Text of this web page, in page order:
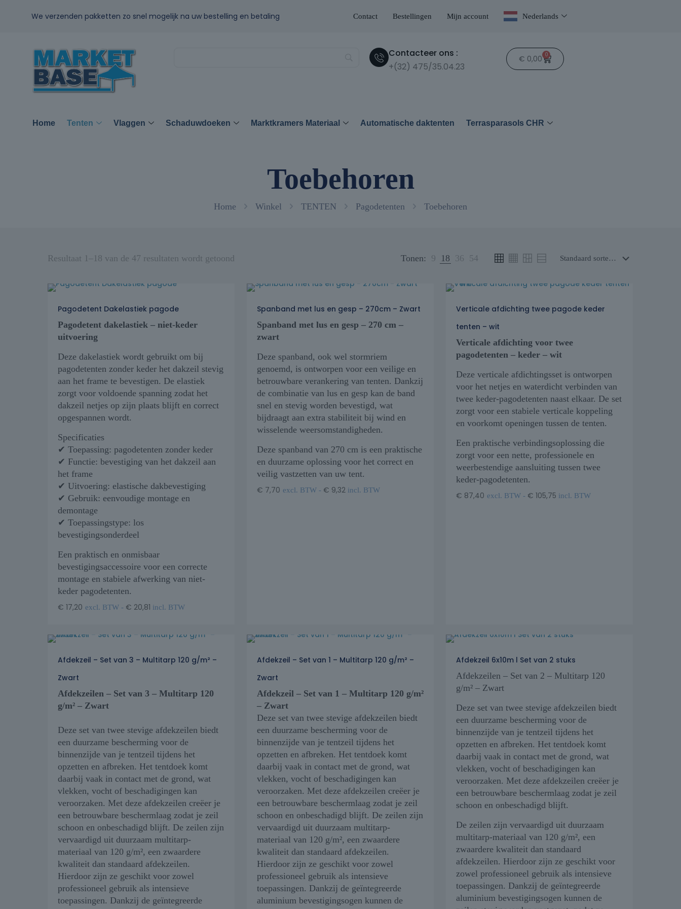
We verzenden pakketten zo snel mogelijk na uw bestelling en betaling Contact Bestellingen Mijn account Nederlands
Contacteer ons :
+(32) 475/35.04.23
€ 0,00 0
Home Tenten Vlaggen Schaduwdoeken Marktkramers Materiaal Automatische daktenten Terrasparasols CHR
Toebehoren
Home Winkel TENTEN Pagodetenten Toebehoren
Resultaat 1–18 van de 47 resultaten wordt getoond Tonen: 9 18 36 54
Pagodetent Dakelastiek pagode
Pagodetent dakelastiek – niet-keder
uitvoering
Deze dakelastiek wordt gebruikt om bij
pagodetenten zonder keder het dakzeil stevig
aan het frame te bevestigen. De elastiek
zorgt voor voldoende spanning zodat het
dakzeil netjes op zijn plaats blijft en correct
opgespannen wordt.
Specificaties
✔ Toepassing: pagodetenten zonder keder
✔ Functie: bevestiging van het dakzeil aan
het frame
✔ Uitvoering: elastische dakbevestiging
✔ Gebruik: eenvoudige montage en
demontage
✔ Toepassingstype: los
bevestigingsonderdeel
Een praktisch en onmisbaar
bevestigingsaccessoire voor een correcte
montage en stabiele afwerking van niet-
keder pagodetenten.
€ 17,20 excl. BTW - € 20,81 incl. BTW
Spanband met lus en gesp – 270cm – Zwart
Spanband met lus en gesp – 270 cm –
zwart
Deze spanband, ook wel stormriem
genoemd, is ontworpen voor een veilige en
betrouwbare verankering van tenten. Dankzij
de combinatie van lus en gesp kan de band
snel en stevig worden bevestigd, wat
bijdraagt aan extra stabiliteit bij wind en
wisselende weersomstandigheden.
Deze spanband van 270 cm is een praktische
en duurzame oplossing voor het correct en
veilig vastzetten van uw tent.
€ 7,70 excl. BTW - € 9,32incl. BTW
Verticale afdichting twee pagode keder
tenten – wit
Verticale afdichting voor twee
pagodetenten – keder – wit
Deze verticale afdichtingsset is ontworpen
voor het netjes en waterdicht verbinden van
twee keder-pagodetenten naast elkaar. De set
zorgt voor een stabiele verticale koppeling
en voorkomt openingen tussen de tenten.
Een praktische verbindingsoplossing die
zorgt voor een nette, professionele en
weerbestendige aansluiting tussen twee
keder-pagodetenten.
€ 87,40 excl. BTW - € 105,75 incl. BTW
Afdekzeil – Set van 3 – Multitarp 120 g/m² –
Zwart
Afdekzeilen – Set van 3 – Multitarp 120
g/m² – Zwart
Deze set van twee stevige afdekzeilen biedt
een duurzame bescherming voor de
binnenzijde van je tentzeil tijdens het
opzetten en afbreken. Het tentdoek komt
daarbij vaak in contact met de grond, wat
vlekken, vocht of beschadigingen kan
veroorzaken. Met deze afdekzeilen creëer je
een betrouwbare beschermlaag zodat je zeil
schoon en onbeschadigd blijft. De zeilen zijn
vervaardigd uit duurzaam multitarp-
materiaal van 120 g/m², een zwaardere
kwaliteit dan standaard afdekzeilen.
Hierdoor zijn ze geschikt voor zowel
professioneel gebruik als intensieve
toepassingen. Dankzij de geïntegreerde
Afdekzeil – Set van 1 – Multitarp 120 g/m² –
Zwart
Afdekzeil – Set van 1 – Multitarp 120 g/m²
– Zwart
Deze set van twee stevige afdekzeilen biedt
een duurzame bescherming voor de
binnenzijde van je tentzeil tijdens het
opzetten en afbreken. Het tentdoek komt
daarbij vaak in contact met de grond, wat
vlekken, vocht of beschadigingen kan
veroorzaken. Met deze afdekzeilen creëer je
een betrouwbare beschermlaag zodat je zeil
schoon en onbeschadigd blijft. De zeilen zijn
vervaardigd uit duurzaam multitarp-
materiaal van 120 g/m², een zwaardere
kwaliteit dan standaard afdekzeilen.
Hierdoor zijn ze geschikt voor zowel
professioneel gebruik als intensieve
toepassingen. Dankzij de geïntegreerde
aluminium bevestigingsogen kunnen de
Afdekzeil 6x10m l Set van 2 stuks
Afdekzeilen – Set van 2 – Multitarp 120
g/m² – Zwart
Deze set van twee stevige afdekzeilen biedt
een duurzame bescherming voor de
binnenzijde van je tentzeil tijdens het
opzetten en afbreken. Het tentdoek komt
daarbij vaak in contact met de grond, wat
vlekken, vocht of beschadigingen kan
veroorzaken. Met deze afdekzeilen creëer je
een betrouwbare beschermlaag zodat je zeil
schoon en onbeschadigd blijft.
De zeilen zijn vervaardigd uit duurzaam
multitarp-materiaal van 120 g/m², een
zwaardere kwaliteit dan standaard
afdekzeilen. Hierdoor zijn ze geschikt voor
zowel professioneel gebruik als intensieve
toepassingen. Dankzij de geïntegreerde
aluminium bevestigingsogen kunnen de